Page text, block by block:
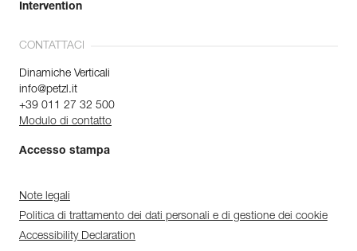
Intervention
CONTATTACI
Dinamiche Verticali
info@petzl.it
+39 011 27 32 500
Modulo di contatto
Accesso stampa
Note legali
Politica di trattamento dei dati personali e di gestione dei cookie
Accessibility Declaration